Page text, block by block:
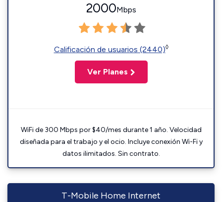
2000Mbps
Calificación de usuarios (2440)◊
Ver Planes
WiFi de 300 Mbps por $40/mes durante 1 año. Velocidad
diseñada para el trabajo y el ocio. Incluye conexión Wi-Fi y
datos ilimitados. Sin contrato.
T-Mobile Home Internet